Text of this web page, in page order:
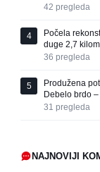
42 pregleda
4
Počela
duge 2,7
36 pregleda
5
Produžena
Debelo brdo
31 pregleda
NAJNOVIJI